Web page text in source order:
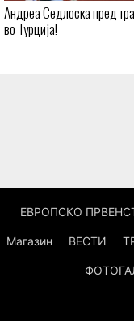
Андреа Седлоска пред
во Турција!
ЕВРОПСКО
Магазин ВЕСТИ